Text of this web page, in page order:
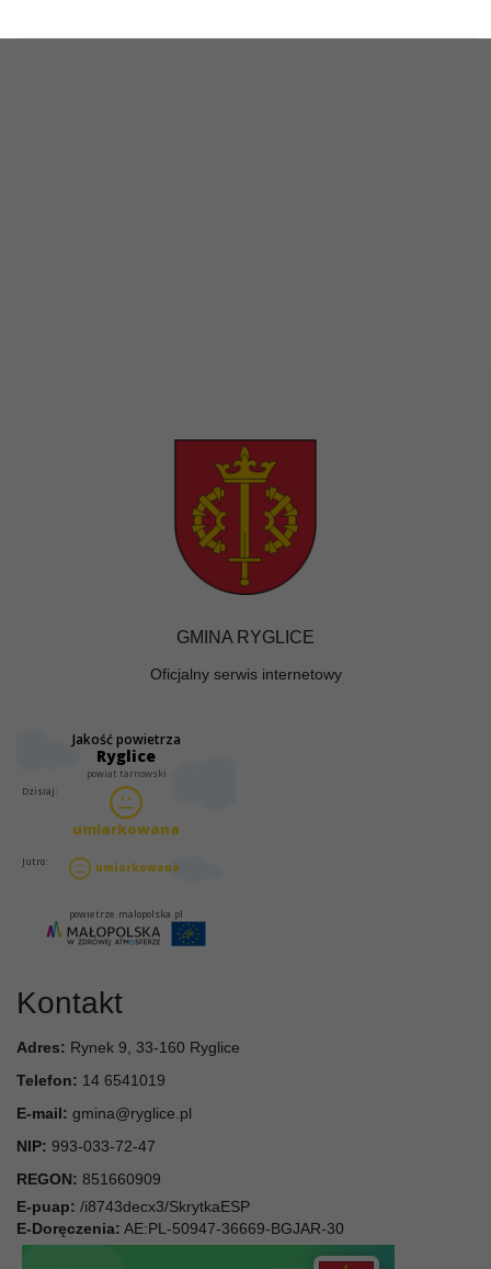
GMINA RYGLICE
Oficjalny serwis internetowy
Kontakt
Adres: Rynek 9, 33-160 Ryglice
Telefon: 14 6541019
E-mail: gmina@ryglice.pl
NIP: 993-033-72-47
REGON: 851660909
E-puap: /i8743decx3/SkrytkaESP
E-Doręczenia: AE:PL-50947-36669-BGJAR-30